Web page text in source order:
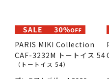
PARIS MIKI Collection
CAF-3232M トートイス 54
（トートイス 54）